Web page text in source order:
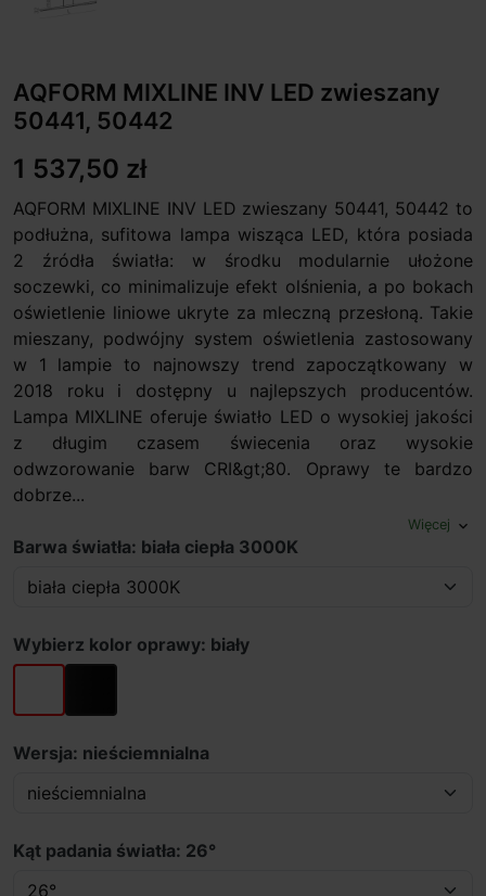
AQFORM MIXLINE INV LED zwieszany
50441, 50442
1 537,50 zł
AQFORM MIXLINE INV LED zwieszany 50441, 50442 to
podłużna, sufitowa lampa wisząca LED, która posiada
2 źródła światła: w środku modularnie ułożone
soczewki, co minimalizuje efekt olśnienia, a po bokach
oświetlenie liniowe ukryte za mleczną przesłoną. Takie
mieszany, podwójny system oświetlenia zastosowany
w 1 lampie to najnowszy trend zapoczątkowany w
2018 roku i dostępny u najlepszych producentów.
Lampa MIXLINE oferuje światło LED o wysokiej jakości
z długim czasem świecenia oraz wysokie
odwzorowanie barw CRI&gt;80. Oprawy te bardzo
dobrze...
Więcej expand_more
Barwa światła: biała ciepła 3000K
Wybierz kolor oprawy: biały
biały czarny
Wersja: nieściemnialna
Kąt padania światła: 26°